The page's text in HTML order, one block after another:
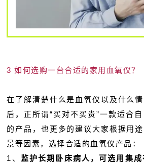
3 如何选购一台合适的家用血氧仪？
在了解清楚什么是血氧仪以及什么
后，正所谓“买对不买贵”一款适合
的产品，也更多的建议大家根据用
景等因素，选择合适的血氧仪产品：
1、 监护长期卧床病人，可选用集